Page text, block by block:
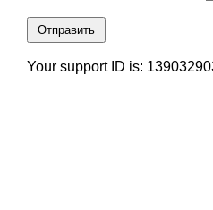
Отправить
Your support ID is: